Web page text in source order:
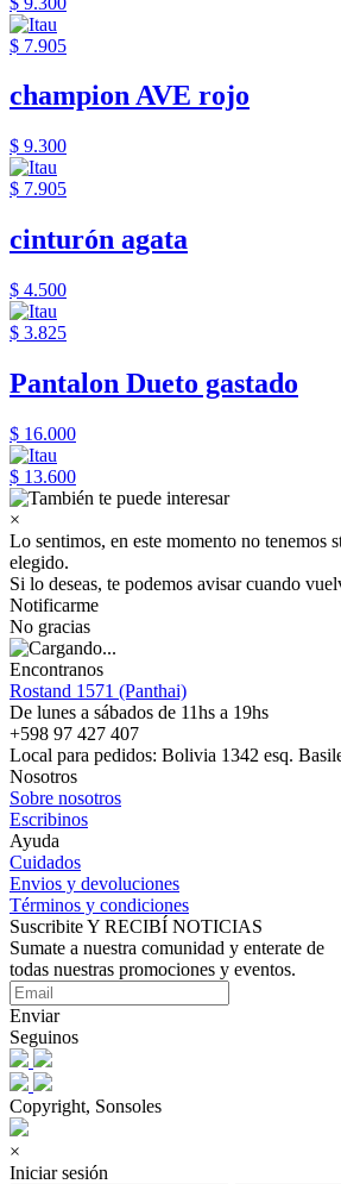
$ 7.905
champion AVE rojo
$ 9.300
$ 7.905
cinturón agata
$ 4.500
$ 3.825
Pantalon Dueto gastado
$ 16.000
$ 13.600
×
Lo sentimos, en este momento no tenemos
elegido.
Si lo deseas, te podemos avisar cuando
Notificarme
No gracias
Encontranos
Rostand 1571 (Panthai)
De lunes a sábados de 11hs a 19hs
+598 97 427 407
Local para pedidos: Bolivia 1342 esq.
Nosotros
Sobre nosotros
Escribinos
Ayuda
Cuidados
Envios y devoluciones
Términos y condiciones
Suscribite Y RECIBÍ NOTICIAS
Sumate a nuestra comunidad y enterate de
todas nuestras promociones y eventos.
Enviar
Seguinos
Copyright, Sonsoles
×
Iniciar sesión